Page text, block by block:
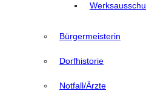
Bürgermeisterin
Dorfhistorie
Notfall/Ärzte